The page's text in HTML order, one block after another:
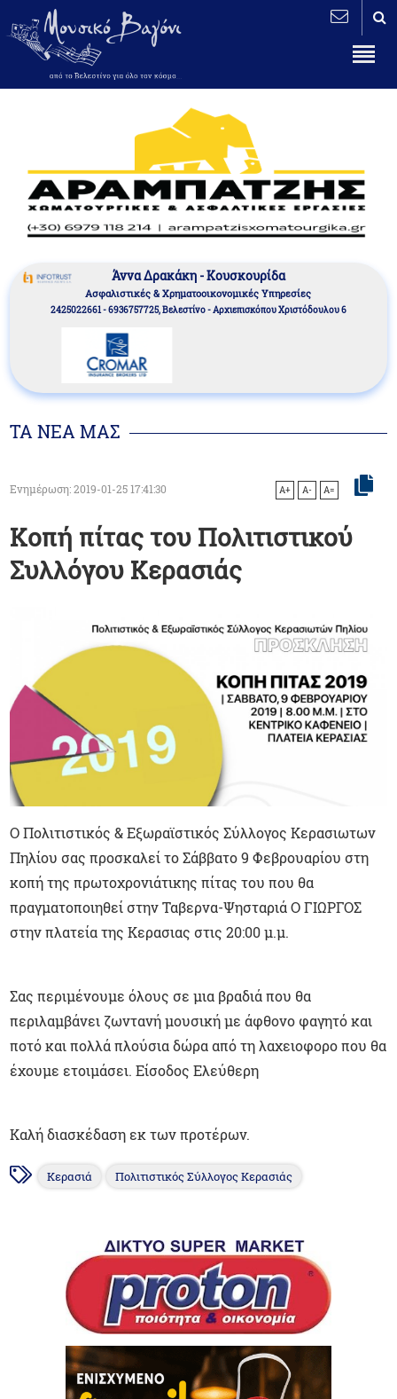
Άννα Δρακάκη - Κουσκουρίδα
Aσφαλιστικές & Χρηματοοικονομικές Υπηρεσίες
2425022661 - 6936757725, Βελεστίνο - Αρχιεπισκόπου Χριστόδουλου 6
ΤΑ ΝΕΑ ΜΑΣ
Ενημέρωση: 2019-01-25 17:41:30 A+ A- A=
Κοπή πίτας του Πολιτιστικού
Συλλόγου Κερασιάς
Ο Πολιτιστικός & Εξωραϊστικός Σύλλογος Κερασιωτων
Πηλίου σας προσκαλεί το Σάββατο 9 Φεβρουαρίου στη
κοπή της πρωτοχρονιάτικης πίτας του που θα
πραγματοποιηθεί στην Ταβερνα-Ψησταριά Ο ΓΙΩΡΓΟΣ
στην πλατεία της Κερασιας στις 20:00 μ.μ.
Σας περιμένουμε όλους σε μια βραδιά που θα
περιλαμβάνει ζωντανή μουσική με άφθονο φαγητό και
ποτό και πολλά πλούσια δώρα από τη λαχειοφορο που θα
έχουμε ετοιμάσει. Είσοδος Ελεύθερη
Καλή διασκέδαση εκ των προτέρων.
Κερασιά Πολιτιστικός Σύλλογος Κερασιάς